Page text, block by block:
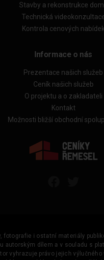
Stavby a rekonstrukce
Technická
Kontrola cenových nabídek
Informace o nás
Prezentace našich služeb
Ceník našich služeb
O projektu a o zakladateli
Kontakt
Možnosti bližší obchodní
fotografie i ostatní materiály
autorským dílem a v souladu s
vyhrazuje právo jejich